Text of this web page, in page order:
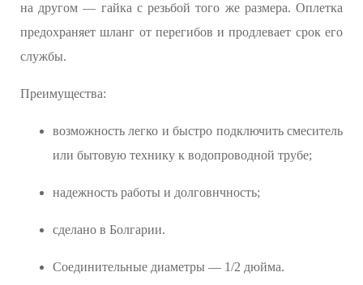
на другом — гайка с резьбой того же размера. Оплетка
предохраняет шланг от перегибов и продлевает срок его
службы.
Преимущества:
возможность легко и быстро подключить смеситель
или бытовую технику к водопроводной трубе;
надежность работы и долговнчность;
cделано в Болгарии.
Соединительные диаметры — 1/2 дюйма.